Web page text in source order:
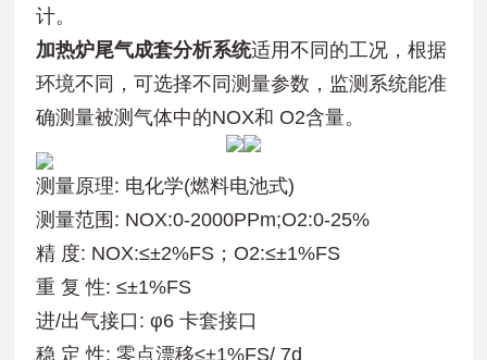
计。
加热炉尾气成套分析系统适用不同的工况，根据
环境不同，可选择不同测量参数，监测系统能准
确测量被测气体中的NOX和 O2含量。
测量原理: 电化学(燃料电池式)
测量范围: NOX:0-2000PPm;O2:0-25%
精 度: NOX:≤±2%FS；O2:≤±1%FS
重 复 性: ≤±1%FS
进/出气接口: φ6 卡套接口
稳 定 性: 零点漂移≤±1%FS/ 7d